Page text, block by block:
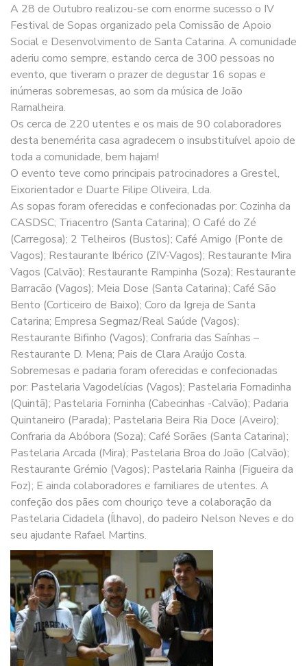
A 28 de Outubro realizou-se com enorme sucesso o IV
Festival de Sopas organizado pela Comissão de Apoio
Social e Desenvolvimento de Santa Catarina. A comunidade
aderiu como sempre, estando cerca de 300 pessoas no
evento, que tiveram o prazer de degustar 16 sopas e
inúmeras sobremesas, ao som da música de João
Ramalheira.
Os cerca de 220 utentes e os mais de 90 colaboradores
desta benemérita casa agradecem o insubstituível apoio de
toda a comunidade, bem hajam!
O evento teve como principais patrocinadores a Grestel,
Eixorientador e Duarte Filipe Oliveira, Lda.
As sopas foram oferecidas e confecionadas por: Cozinha da
CASDSC; Triacentro (Santa Catarina); O Café do Zé
(Carregosa); 2 Telheiros (Bustos); Café Amigo (Ponte de
Vagos); Restaurante Ibérico (ZIV-Vagos); Restaurante Mira
Vagos (Calvão); Restaurante Rampinha (Soza); Restaurante
Barracão (Vagos); Meia Dose (Santa Catarina); Café São
Bento (Corticeiro de Baixo); Coro da Igreja de Santa
Catarina; Empresa Segmaz/Real Saúde (Vagos);
Restaurante Bifinho (Vagos); Confraria das Saínhas –
Restaurante D. Mena; Pais de Clara Araújo Costa.
Sobremesas e padaria foram oferecidas e confecionadas
por: Pastelaria Vagodelícias (Vagos); Pastelaria Fornadinha
(Quintã); Pastelaria Forninha (Cabecinhas -Calvão); Padaria
Quintaneiro (Parada); Pastelaria Beira Ria Doce (Aveiro);
Confraria da Abóbora (Soza); Café Sorães (Santa Catarina);
Pastelaria Arcada (Mira); Pastelaria Broa do João (Calvão);
Restaurante Grémio (Vagos); Pastelaria Rainha (Figueira da
Foz); E ainda colaboradores e familiares de utentes. A
confeção dos pães com chouriço teve a colaboração da
Pastelaria Cidadela (Ílhavo), do padeiro Nelson Neves e do
seu ajudante Rafael Martins.